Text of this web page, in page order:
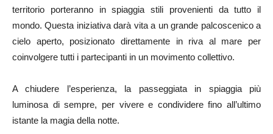
territorio porteranno in spiaggia stili provenienti da tutto il
mondo. Questa iniziativa darà vita a un grande palcoscenico a
cielo aperto, posizionato direttamente in riva al mare per
coinvolgere tutti i partecipanti in un movimento collettivo.
A chiudere l’esperienza, la passeggiata in spiaggia più
luminosa di sempre, per vivere e condividere fino all’ultimo
istante la magia della notte.